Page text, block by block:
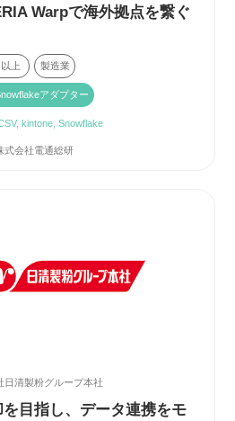
Warpで海外拠点を繋ぐ
上 製造業
アダプター
kintone, Snowflake
式会社電通総研
日清製粉グループ本社
目指し、データ連携をモ